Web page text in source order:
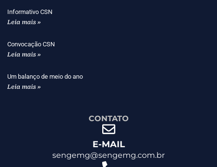
Informativo CSN
Leia mais »
Convocação CSN
Leia mais »
Um balanço de meio do ano
Leia mais »
CONTATO
E-MAIL
sengemg@sengemg.com.br